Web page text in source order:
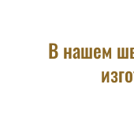
В нашем